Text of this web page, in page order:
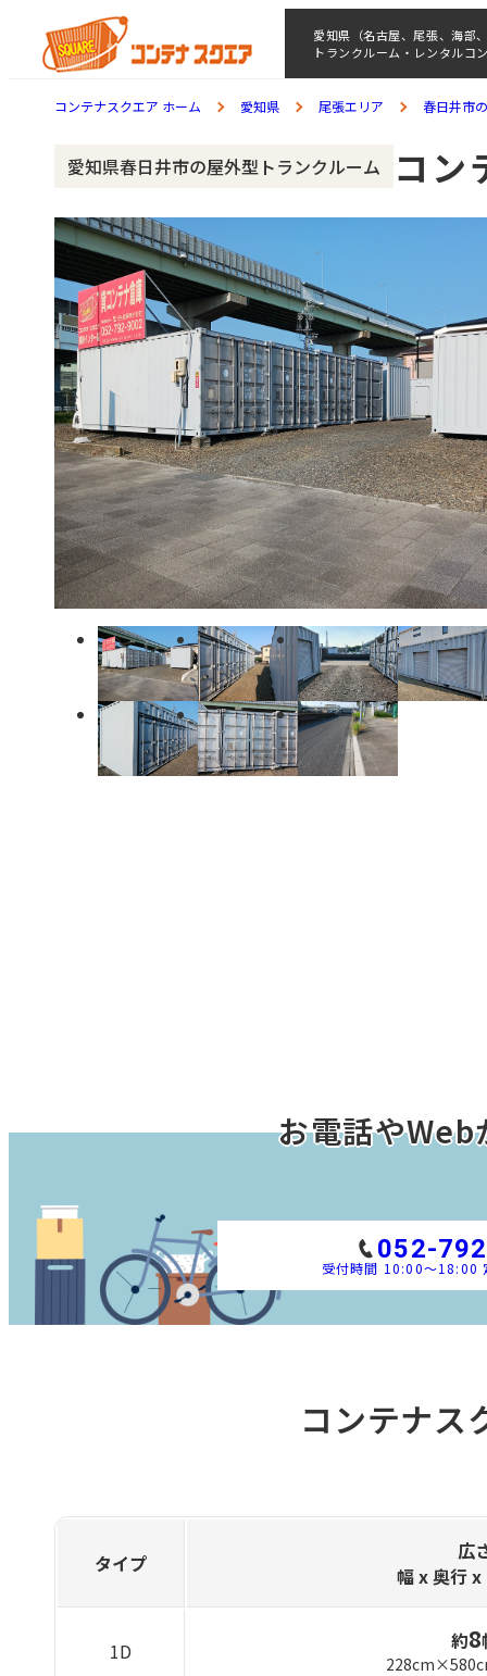
愛知県（名古屋、尾張、海部
トランクルーム・レンタルコ
コンテナスクエア ホーム 愛知県 尾張エリア 春日井市
愛知県春日井市の屋外型トランクルーム コン
お電話やWeb
052-
受付時間 10:00～18:00
コンテナス
タイプ
広
幅 x 奥行x
1D 約8